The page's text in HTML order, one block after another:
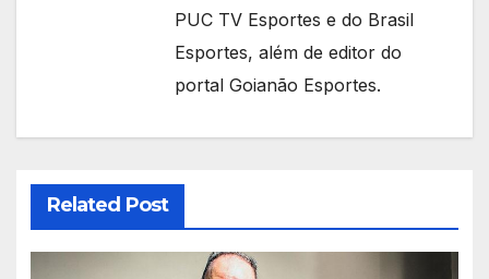
PUC TV Esportes e do Brasil
Esportes, além de editor do
portal Goianão Esportes.
Related Post